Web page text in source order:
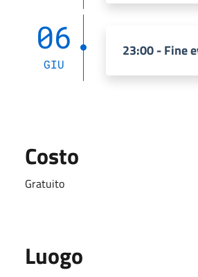
06
GIU
23:00 - Fine
Costo
Gratuito
Luogo